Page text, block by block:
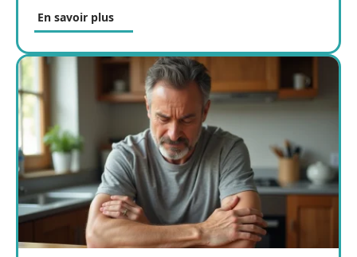
En savoir plus